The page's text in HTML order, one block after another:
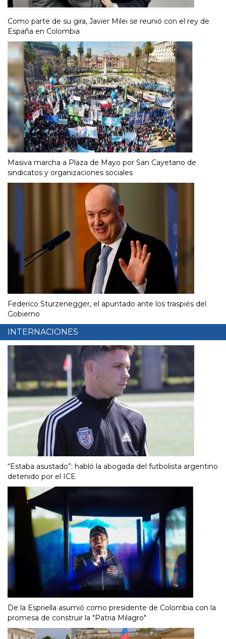
Como parte de su gira, Javier Milei se reunió con el rey de
España en Colombia
Masiva marcha a Plaza de Mayo por San Cayetano de
sindicatos y organizaciones sociales
Federico Sturzenegger, el apuntado ante los traspiés del
Gobierno
INTERNACIONES
“Estaba asustado”: habló la abogada del futbolista argentino
detenido por el ICE
De la Espriella asumió como presidente de Colombia con la
promesa de construir la "Patria Milagro"